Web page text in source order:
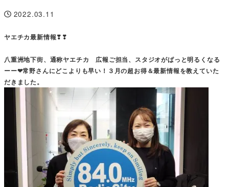
投稿日
2022.03.11
ヤエチカ最新情報❣❣
八重洲地下街、通称ヤエチカ 広報ご担当、スタジオがぱっと明るくなる
ーー❤常野さんにどこよりも早い！３月の超お得＆最新情報を教えていた
だきました。